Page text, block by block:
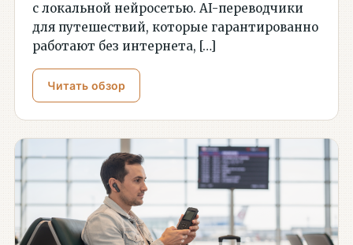
с локальной нейросетью. AI-переводчики
для путешествий, которые гарантированно
работают без интернета, […]
Читать обзор